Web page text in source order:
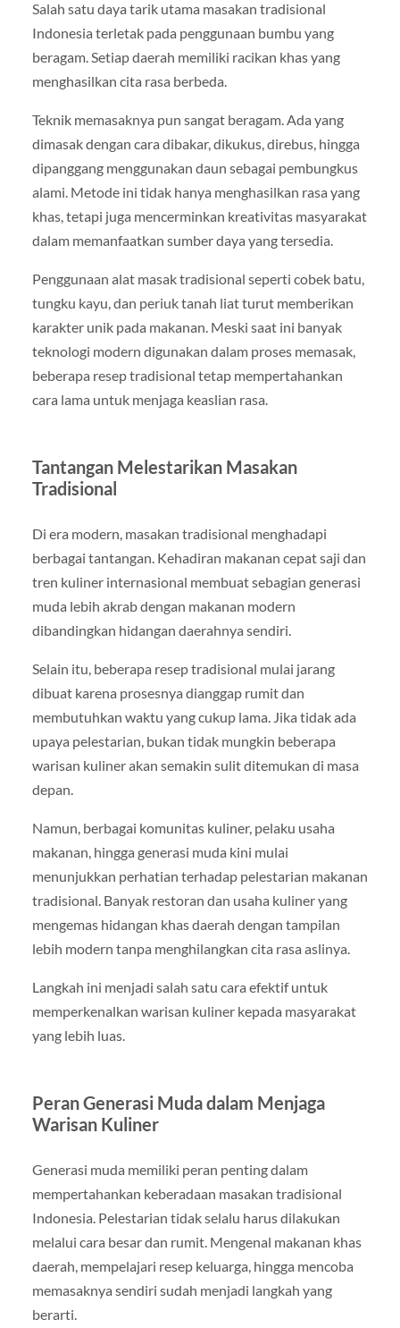
Salah satu daya tarik utama masakan tradisional
Indonesia terletak pada penggunaan bumbu yang
beragam. Setiap daerah memiliki racikan khas yang
menghasilkan cita rasa berbeda.
Teknik memasaknya pun sangat beragam. Ada yang
dimasak dengan cara dibakar, dikukus, direbus, hingga
dipanggang menggunakan daun sebagai pembungkus
alami. Metode ini tidak hanya menghasilkan rasa yang
khas, tetapi juga mencerminkan kreativitas masyarakat
dalam memanfaatkan sumber daya yang tersedia.
Penggunaan alat masak tradisional seperti cobek batu,
tungku kayu, dan periuk tanah liat turut memberikan
karakter unik pada makanan. Meski saat ini banyak
teknologi modern digunakan dalam proses memasak,
beberapa resep tradisional tetap mempertahankan
cara lama untuk menjaga keaslian rasa.
Tantangan Melestarikan Masakan
Tradisional
Di era modern, masakan tradisional menghadapi
berbagai tantangan. Kehadiran makanan cepat saji dan
tren kuliner internasional membuat sebagian generasi
muda lebih akrab dengan makanan modern
dibandingkan hidangan daerahnya sendiri.
Selain itu, beberapa resep tradisional mulai jarang
dibuat karena prosesnya dianggap rumit dan
membutuhkan waktu yang cukup lama. Jika tidak ada
upaya pelestarian, bukan tidak mungkin beberapa
warisan kuliner akan semakin sulit ditemukan di masa
depan.
Namun, berbagai komunitas kuliner, pelaku usaha
makanan, hingga generasi muda kini mulai
menunjukkan perhatian terhadap pelestarian makanan
tradisional. Banyak restoran dan usaha kuliner yang
mengemas hidangan khas daerah dengan tampilan
lebih modern tanpa menghilangkan cita rasa aslinya.
Langkah ini menjadi salah satu cara efektif untuk
memperkenalkan warisan kuliner kepada masyarakat
yang lebih luas.
Peran Generasi Muda dalam Menjaga
Warisan Kuliner
Generasi muda memiliki peran penting dalam
mempertahankan keberadaan masakan tradisional
Indonesia. Pelestarian tidak selalu harus dilakukan
melalui cara besar dan rumit. Mengenal makanan khas
daerah, mempelajari resep keluarga, hingga mencoba
memasaknya sendiri sudah menjadi langkah yang
berarti.